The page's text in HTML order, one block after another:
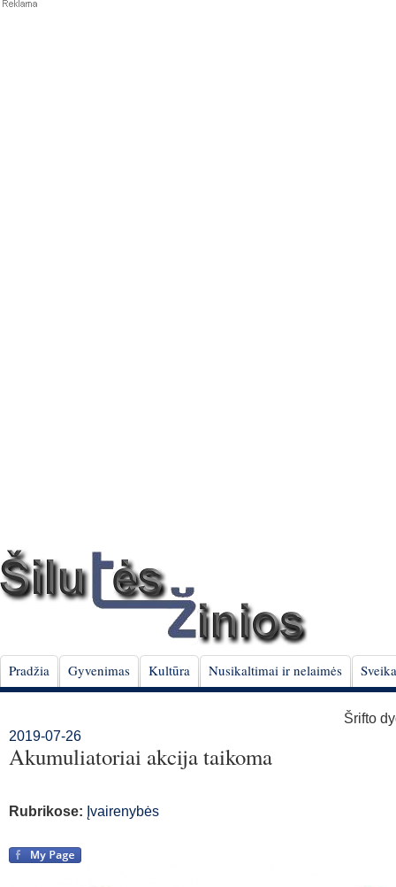
Pradžia Gyvenimas Kultūra Nusikaltimai ir nelaimės
Šrifto
2019-07-26
Akumuliatoriai akcija taikoma
Rubrikose: Įvairenybės